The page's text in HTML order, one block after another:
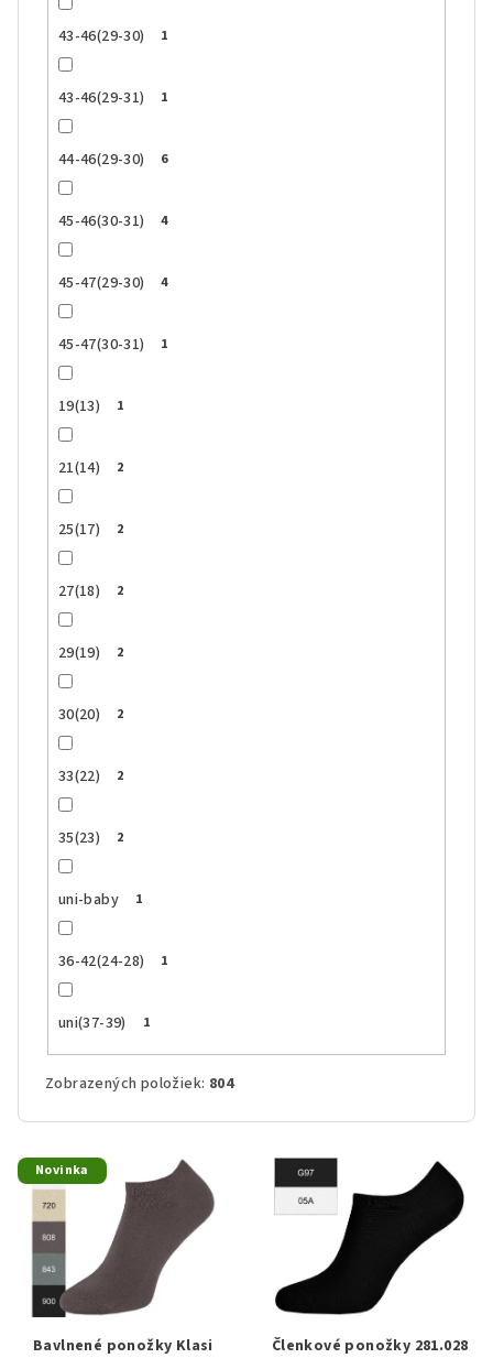
43-46(29-30) 1
43-46(29-31) 1
44-46(29-30) 6
45-46(30-31) 4
45-47(29-30) 4
45-47(30-31) 1
19(13) 1
21(14) 2
25(17) 2
27(18) 2
29(19) 2
30(20) 2
33(22) 2
35(23) 2
uni-baby 1
36-42(24-28) 1
uni(37-39) 1
Zobrazených položiek: 804
V
ý
Novinka
Bavlnené ponožky Klasi Členkové ponožky 281.028